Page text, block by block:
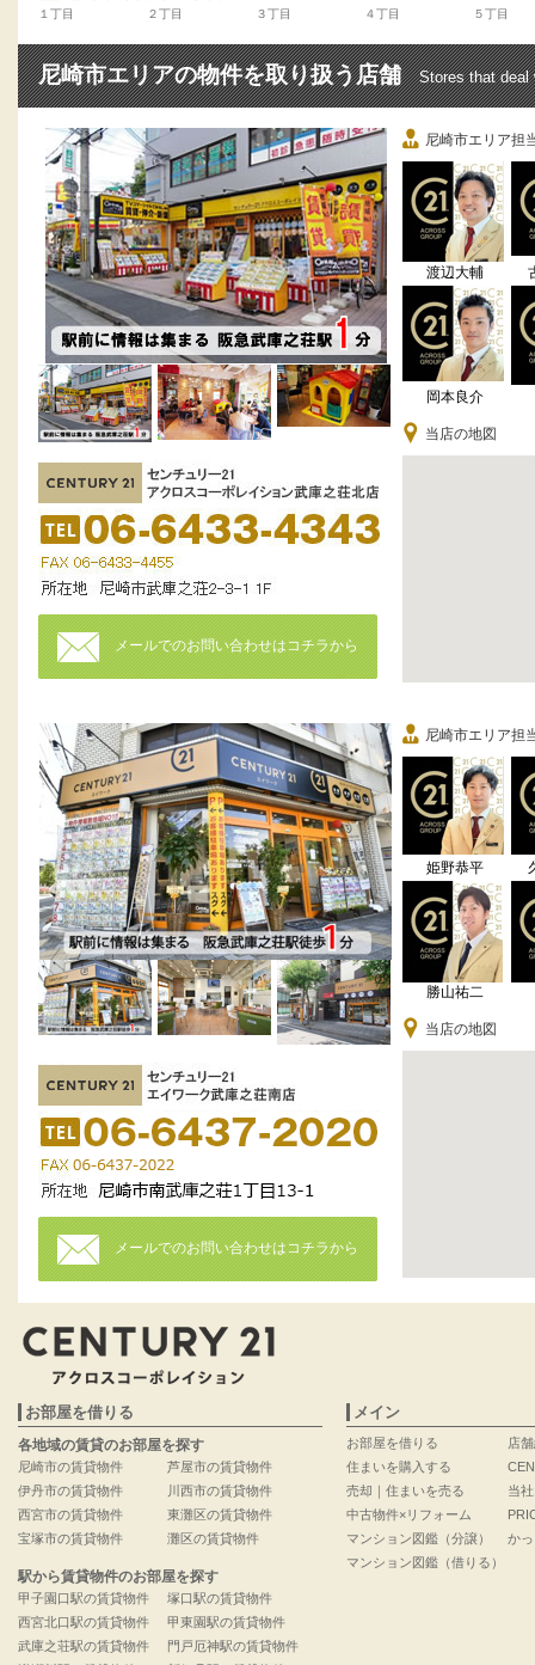
１丁目 ２丁目 ３丁目 ４丁目 ５丁目
尼崎市エリアの物件を取り扱う店舗 Stores that deal
メールでのお問い合わせはコチラから
尼崎市エリア担
渡辺大輔
岡本良介
当店の地図
メールでのお問い合わせはコチラから
尼崎市エリア担
姫野恭平
勝山祐二
当店の地図
お部屋を借りる
各地域の賃貸のお部屋を探す
尼崎市の賃貸物件
伊丹市の賃貸物件
西宮市の賃貸物件
宝塚市の賃貸物件
芦屋市の賃貸物件
川西市の賃貸物件
東灘区の賃貸物件
灘区の賃貸物件
駅から賃貸物件のお部屋を探す
甲子園口駅の賃貸物件
西宮北口駅の賃貸物件
武庫之荘駅の賃貸物件
塚口駅の賃貸物件
甲東園駅の賃貸物件
門戸厄神駅の賃貸物件
メイン
お部屋を借りる
住まいを購入する
売却｜住まいを売る
中古物件×リフォーム
マンション図鑑（分譲）
マンション図鑑（借りる）
店
当
か